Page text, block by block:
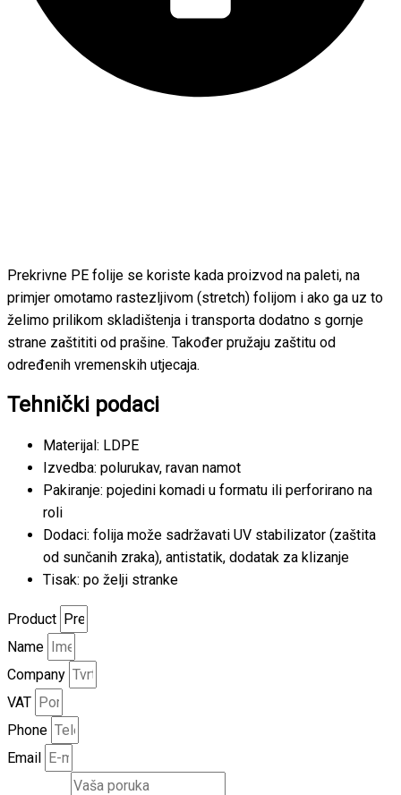
Prekrivne PE folije se koriste kada proizvod na paleti, na
primjer omotamo rastezljivom (stretch) folijom i ako ga uz to
želimo prilikom skladištenja i transporta dodatno s gornje
strane zaštititi od prašine. Također pružaju zaštitu od
određenih vremenskih utjecaja.
Tehnički podaci
Materijal: LDPE
Izvedba: polurukav, ravan namot
Pakiranje: pojedini komadi u formatu ili perforirano na
roli
Dodaci: folija može sadržavati UV stabilizator (zaštita
od sunčanih zraka), antistatik, dodatak za klizanje
Tisak: po želji stranke
Product
Name
Company
VAT
Phone
Email